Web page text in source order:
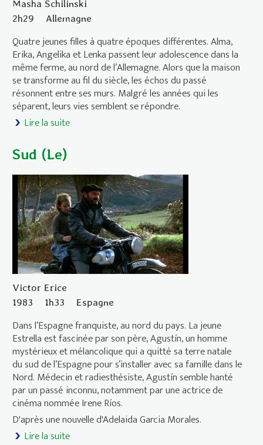
Masha Schilinski
2h29
Allemagne
Quatre jeunes filles à quatre époques différentes. Alma,
Erika, Angelika et Lenka passent leur adolescence dans la
même ferme, au nord de l’Allemagne. Alors que la maison
se transforme au fil du siècle, les échos du passé
résonnent entre ses murs. Malgré les années qui les
séparent, leurs vies semblent se répondre.
Lire la suite
Sud (Le)
Victor Erice
1983
1h33 Espagne
Dans l’Espagne franquiste, au nord du pays. La jeune
Estrella est fascinée par son père, Agustín, un homme
mystérieux et mélancolique qui a quitté sa terre natale
du sud de l’Espagne pour s’installer avec sa famille dans le
Nord. Médecin et radiesthésiste, Agustín semble hanté
par un passé inconnu, notamment par une actrice de
cinéma nommée Irene Ríos.
D'après une nouvelle d'Adelaida Garcia Morales.
Lire la suite